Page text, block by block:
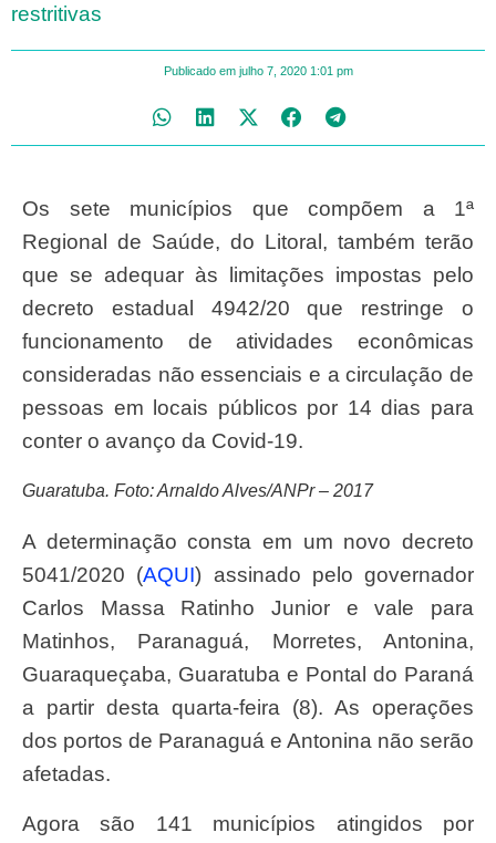
restritivas
Publicado em julho 7, 2020 1:01 pm
Os sete municípios que compõem a 1ª
Regional de Saúde, do Litoral, também terão
que se adequar às limitações impostas pelo
decreto estadual 4942/20 que restringe o
funcionamento de atividades econômicas
consideradas não essenciais e a circulação de
pessoas em locais públicos por 14 dias para
conter o avanço da Covid-19.
Guaratuba. Foto: Arnaldo Alves/ANPr – 2017
A determinação consta em um novo decreto
5041/2020 (AQUI) assinado pelo governador
Carlos Massa Ratinho Junior e vale para
Matinhos, Paranaguá, Morretes, Antonina,
Guaraqueçaba, Guaratuba e Pontal do Paraná
a partir desta quarta-feira (8). As operações
dos portos de Paranaguá e Antonina não serão
afetadas.
Agora são 141 municípios atingidos por